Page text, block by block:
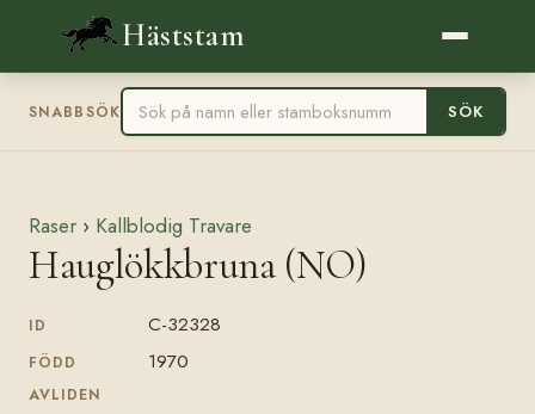
Häststam
SNABBSÖK SÖK
Raser › Kallblodig Travare
Hauglökkbruna (NO)
ID C-32328
FÖDD 1970
AVLIDEN